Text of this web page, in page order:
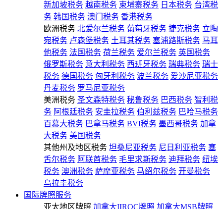
新加坡税务 越南税务 柬埔寨税务 日本税务 台湾税
务 韩国税务 澳门税务 香港税务
欧洲税务 北爱尔兰税务 葡萄牙税务 捷克税务 立陶
宛税务 卢森堡税务 土耳其税务 塞浦路斯税务 马耳
他税务 法国税务 荷兰税务 爱尔兰税务 英国税务
俄罗斯税务 意大利税务 西班牙税务 瑞典税务 瑞士
税务 德国税务 匈牙利税务 波兰税务 爱沙尼亚税务
丹麦税务 罗马尼亚税务
美洲税务 圣文森特税务 秘鲁税务 巴西税务 智利税
务 阿根廷税务 安圭拉税务 伯利兹税务 巴哈马税务
百慕大税务 巴拿马税务 BVI税务 墨西哥税务 加拿
大税务 美国税务
其他州及地区税务 坦桑尼亚税务 尼日利亚税务 塞
舌尔税务 阿联酋税务 毛里求斯税务 迪拜税务 纽埃
税务 澳洲税务 萨摩亚税务 马绍尔税务 开曼税务
乌拉圭税务
国际牌照服务
亚太地区牌照 加拿大IIROC牌照 加拿大MSB牌照